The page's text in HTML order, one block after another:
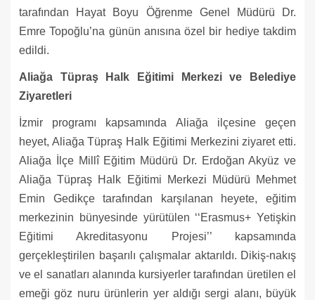
tarafından Hayat Boyu Öğrenme Genel Müdürü Dr.
Emre Topoğlu’na günün anısına özel bir hediye takdim
edildi.
Aliağa Tüpraş Halk Eğitimi Merkezi ve Belediye
Ziyaretleri
İzmir programı kapsamında Aliağa ilçesine geçen
heyet, Aliağa Tüpraş Halk Eğitimi Merkezini ziyaret etti.
Aliağa İlçe Millî Eğitim Müdürü Dr. Erdoğan Akyüz ve
Aliağa Tüpraş Halk Eğitimi Merkezi Müdürü Mehmet
Emin Gedikçe tarafından karşılanan heyete, eğitim
merkezinin bünyesinde yürütülen ‘‘Erasmus+ Yetişkin
Eğitimi Akreditasyonu Projesi’’ kapsamında
gerçekleştirilen başarılı çalışmalar aktarıldı. Dikiş-nakış
ve el sanatları alanında kursiyerler tarafından üretilen el
emeği göz nuru ürünlerin yer aldığı sergi alanı, büyük